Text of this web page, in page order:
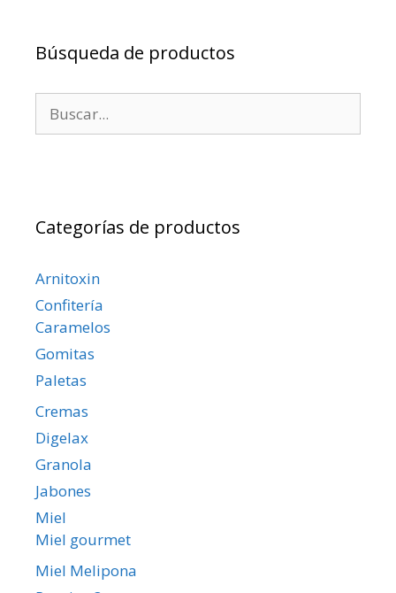
Búsqueda de productos
Categorías de productos
Arnitoxin
Confitería
Caramelos
Gomitas
Paletas
Cremas
Digelax
Granola
Jabones
Miel
Miel gourmet
Miel Melipona